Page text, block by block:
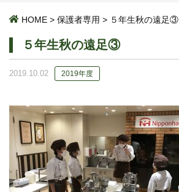
HOME > 保護者専用 > ５年生秋の遠足③
５年生秋の遠足③
2019.10.02 2019年度